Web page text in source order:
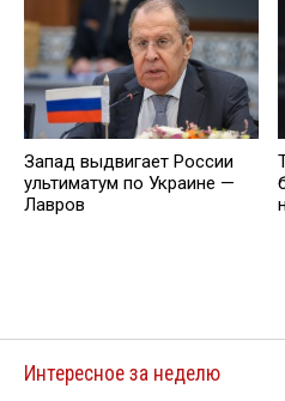
Запад выдвигает России
ультиматум по Украине —
Лавров
Интересное за неделю